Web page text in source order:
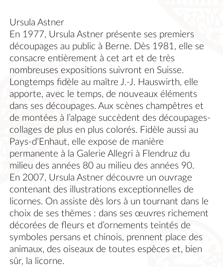
Ursula Astner
En 1977, Ursula Astner présente ses premiers
découpages au public à Berne. Dès 1981, elle se
consacre entièrement à cet art et de très
nombreuses expositions suivront en Suisse.
Longtemps fidèle au maître J.-J. Hauswirth, elle
apporte, avec le temps, de nouveaux éléments
dans ses découpages. Aux scènes champêtres et
de montées à l’alpage succèdent des découpages-
collages de plus en plus colorés. Fidèle aussi au
Pays-d’Enhaut, elle expose de manière
permanente à la Galerie Allegri à Flendruz du
milieu des années 80 au milieu des années 90.
En 2007, Ursula Astner découvre un ouvrage
contenant des illustrations exceptionnelles de
licornes. On assiste dès lors à un tournant dans le
choix de ses thèmes : dans ses œuvres richement
décorées de fleurs et d’ornements teintés de
symboles persans et chinois, prennent place des
animaux, des oiseaux de toutes espèces et, bien
sûr, la licorne.